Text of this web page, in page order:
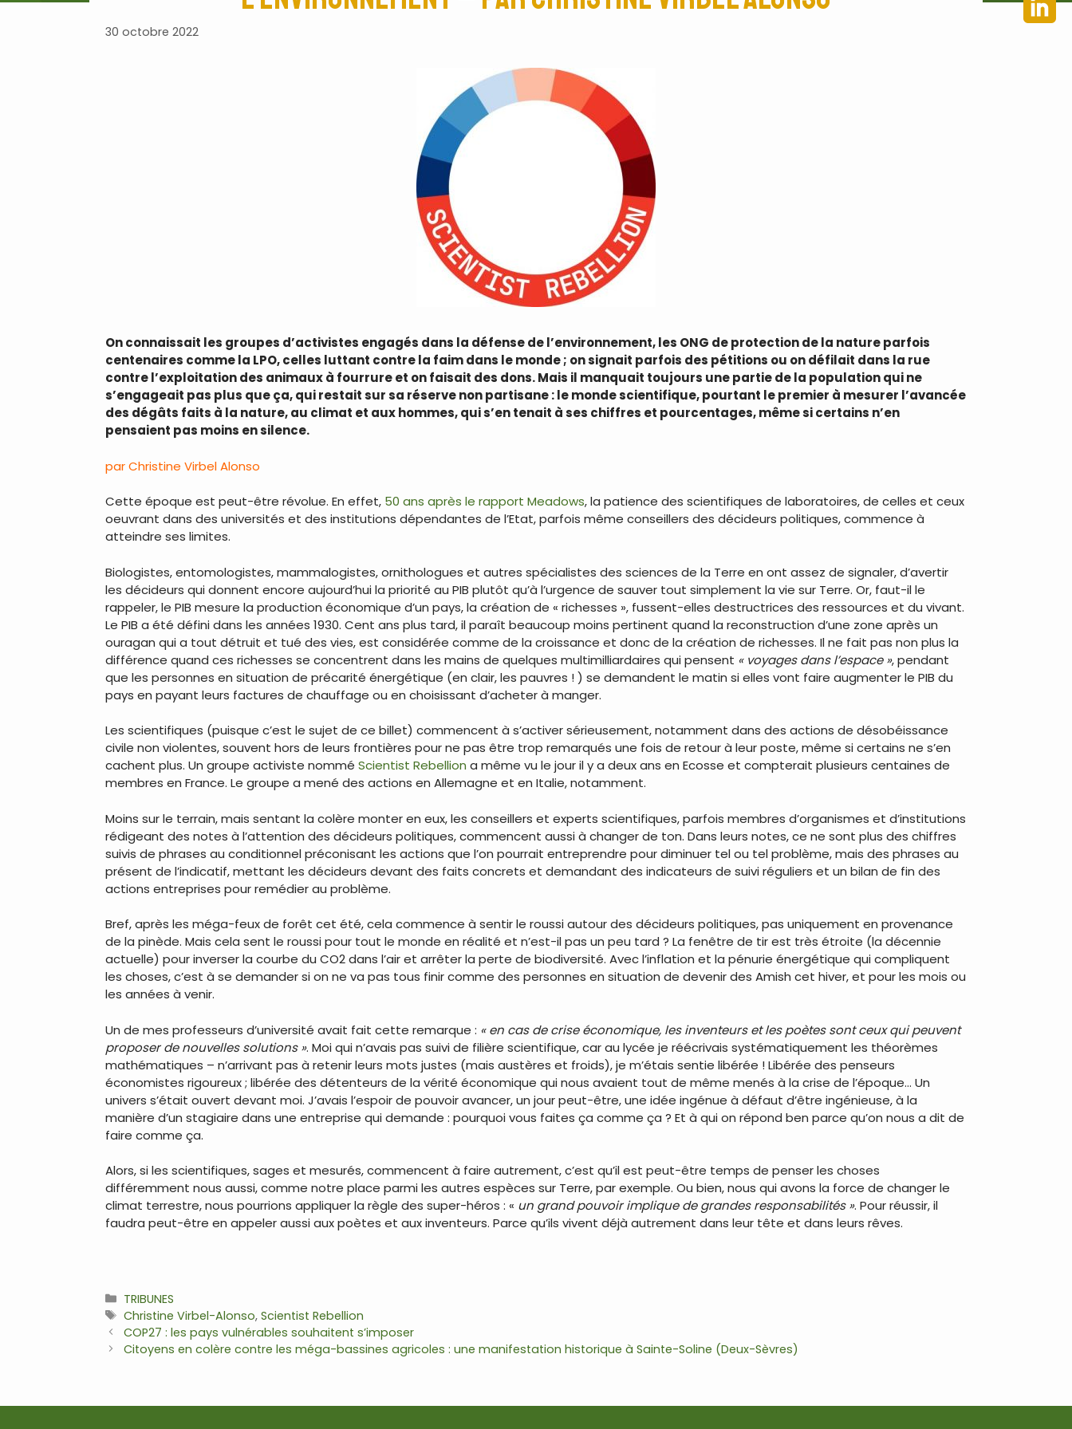
30 octobre 2022
On connaissait les groupes d’activistes engagés dans la défense de l’environnement, les ONG de protection de la nature parfois
centenaires comme la LPO, celles luttant contre la faim dans le monde ; on signait parfois des pétitions ou on défilait dans la rue
contre l’exploitation des animaux à fourrure et on faisait des dons. Mais il manquait toujours une partie de la population qui ne
s’engageait pas plus que ça, qui restait sur sa réserve non partisane : le monde scientifique, pourtant le premier à mesurer l’avancée
des dégâts faits à la nature, au climat et aux hommes, qui s’en tenait à ses chiffres et pourcentages, même si certains n’en
pensaient pas moins en silence.
par Christine Virbel Alonso
Cette époque est peut-être révolue. En effet, 50 ans après le rapport Meadows, la patience des scientifiques de laboratoires, de celles et ceux
oeuvrant dans des universités et des institutions dépendantes de l’Etat, parfois même conseillers des décideurs politiques, commence à
atteindre ses limites.
Biologistes, entomologistes, mammalogistes, ornithologues et autres spécialistes des sciences de la Terre en ont assez de signaler, d’avertir
les décideurs qui donnent encore aujourd’hui la priorité au PIB plutôt qu’à l’urgence de sauver tout simplement la vie sur Terre. Or, faut-il le
rappeler, le PIB mesure la production économique d’un pays, la création de « richesses », fussent-elles destructrices des ressources et du vivant.
Le PIB a été défini dans les années 1930. Cent ans plus tard, il paraît beaucoup moins pertinent quand la reconstruction d’une zone après un
ouragan qui a tout détruit et tué des vies, est considérée comme de la croissance et donc de la création de richesses. Il ne fait pas non plus la
différence quand ces richesses se concentrent dans les mains de quelques multimilliardaires qui pensent « voyages dans l’espace », pendant
que les personnes en situation de précarité énergétique (en clair, les pauvres ! ) se demandent le matin si elles vont faire augmenter le PIB du
pays en payant leurs factures de chauffage ou en choisissant d’acheter à manger.
Les scientifiques (puisque c’est le sujet de ce billet) commencent à s’activer sérieusement, notamment dans des actions de désobéissance
civile non violentes, souvent hors de leurs frontières pour ne pas être trop remarqués une fois de retour à leur poste, même si certains ne s’en
cachent plus. Un groupe activiste nommé Scientist Rebellion a même vu le jour il y a deux ans en Ecosse et compterait plusieurs centaines de
membres en France. Le groupe a mené des actions en Allemagne et en Italie, notamment.
Moins sur le terrain, mais sentant la colère monter en eux, les conseillers et experts scientifiques, parfois membres d’organismes et d’institutions
rédigeant des notes à l’attention des décideurs politiques, commencent aussi à changer de ton. Dans leurs notes, ce ne sont plus des chiffres
suivis de phrases au conditionnel préconisant les actions que l’on pourrait entreprendre pour diminuer tel ou tel problème, mais des phrases au
présent de l’indicatif, mettant les décideurs devant des faits concrets et demandant des indicateurs de suivi réguliers et un bilan de fin des
actions entreprises pour remédier au problème.
Bref, après les méga-feux de forêt cet été, cela commence à sentir le roussi autour des décideurs politiques, pas uniquement en provenance
de la pinède. Mais cela sent le roussi pour tout le monde en réalité et n’est-il pas un peu tard ? La fenêtre de tir est très étroite (la décennie
actuelle) pour inverser la courbe du CO2 dans l’air et arrêter la perte de biodiversité. Avec l’inflation et la pénurie énergétique qui compliquent
les choses, c’est à se demander si on ne va pas tous finir comme des personnes en situation de devenir des Amish cet hiver, et pour les mois ou
les années à venir.
Un de mes professeurs d’université avait fait cette remarque : « en cas de crise économique, les inventeurs et les poètes sont ceux qui peuvent
proposer de nouvelles solutions ». Moi qui n’avais pas suivi de filière scientifique, car au lycée je réécrivais systématiquement les théorèmes
mathématiques – n’arrivant pas à retenir leurs mots justes (mais austères et froids), je m’étais sentie libérée ! Libérée des penseurs
économistes rigoureux ; libérée des détenteurs de la vérité économique qui nous avaient tout de même menés à la crise de l’époque… Un
univers s’était ouvert devant moi. J’avais l’espoir de pouvoir avancer, un jour peut-être, une idée ingénue à défaut d’être ingénieuse, à la
manière d’un stagiaire dans une entreprise qui demande : pourquoi vous faites ça comme ça ? Et à qui on répond ben parce qu’on nous a dit de
faire comme ça.
Alors, si les scientifiques, sages et mesurés, commencent à faire autrement, c’est qu’il est peut-être temps de penser les choses
différemment nous aussi, comme notre place parmi les autres espèces sur Terre, par exemple. Ou bien, nous qui avons la force de changer le
climat terrestre, nous pourrions appliquer la règle des super-héros : « un grand pouvoir implique de grandes responsabilités ». Pour réussir, il
faudra peut-être en appeler aussi aux poètes et aux inventeurs. Parce qu’ils vivent déjà autrement dans leur tête et dans leurs rêves.
Catégories
TRIBUNES
Étiquettes
Christine Virbel-Alonso,Scientist Rebellion
Navigation
des
COP27 : les pays vulnérables souhaitent s’imposer
Citoyens en colère contre les méga-bassines agricoles : une manifestation historique à Sainte-Soline (Deux-Sèvres)